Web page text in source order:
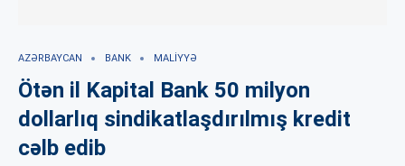
AZƏRBAYCAN BANK MALIYYƏ
Ötən il Kapital Bank 50 milyon
dollarlıq sindikatlaşdırılmış kredit
cəlb edib